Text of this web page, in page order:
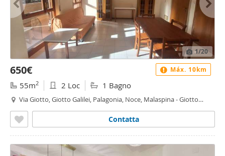
1/20
650€
55m2 2 Loc 1 Bagno
Via Giotto, Giotto Galilei, Palagonia, Noce, Malaspina - Giotto
Contatta
Máx. 10km